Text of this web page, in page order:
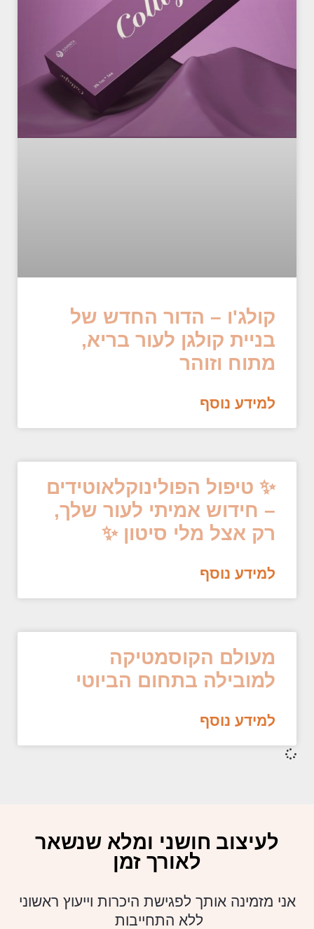
קולג'ו – הדור החדש של
בניית קולגן לעור בריא,
מתוח וזוהר
למידע נוסף
✨ טיפול הפולינוקלאוטידים
– חידוש אמיתי לעור שלך,
רק אצל מלי סיטון ✨
למידע נוסף
מעולם הקוסמטיקה
למובילה בתחום הביוטי
למידע נוסף
לעיצוב חושני ומלא שנשאר
לאורך זמן
אני מזמינה אותך לפגישת היכרות וייעוץ ראשוני
ללא התחייבות